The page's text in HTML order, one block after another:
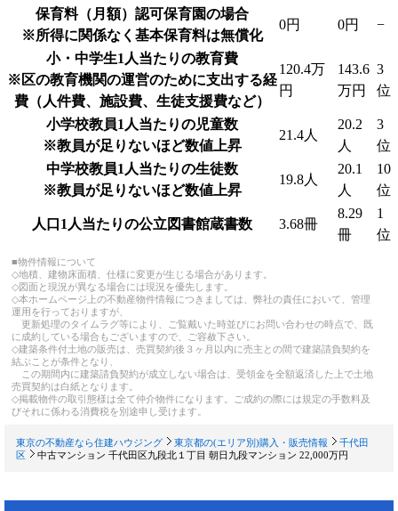
保育料（月額） 認可保育園の場合
※所得に関係なく基本保育料は無償化
0円 0円 −
小・中学生1人当たりの教育費
※区の教育機関の運営のために支出する経
費（人件費、施設費、生徒支援費など）
120.4万
円
143.6
万円
3
位
小学校教員1人当たりの児童数
※教員が足りないほど数値上昇
21.4人
20.2
人
3
位
中学校教員1人当たりの生徒数
※教員が足りないほど数値上昇
19.8人
20.1
人
10
位
人口1人当たりの公立図書館蔵書数 3.68冊
8.29
冊
1
位
■物件情報について
◇地積、建物床面積、仕様に変更が生じる場合があります。
◇図面と現況が異なる場合には現況を優先します。
◇本ホームページ上の不動産物件情報につきましては、弊社の責任において、管理
運用を行っておりますが、
更新処理のタイムラグ等により、ご覧戴いた時並びにお問い合わせの時点で、既
に成約している場合もございますので、ご容赦下さい。
◇建築条件付土地の販売は、売買契約後３ヶ月以内に売主との間で建築請負契約を
結ぶことが条件となり、
この期間内に建築請負契約が成立しない場合は、受領金を全額返済した上で土地
売買契約は白紙となります。
◇掲載物件の取引態様は全て仲介物件になります。ご成約の際には規定の手数料及
びそれに係わる消費税を別途申し受けます。
東京の不動産なら住建ハウジング 東京都の(エリア別)購入・販売情報
千代田
区
中古マンション 千代田区九段北１丁目 朝日九段マンション 22,000万円